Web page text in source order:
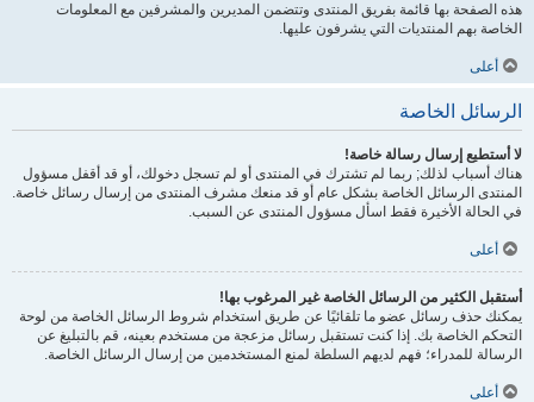
هذه الصفحة بها قائمة بفريق المنتدى وتتضمن المديرين والمشرفين مع المعلومات
الخاصة بهم المنتديات التي يشرفون عليها.
أعلى
الرسائل الخاصة
لا أستطيع إرسال رسالة خاصة!
هناك أسباب لذلك; ربما لم تشترك في المنتدى أو لم تسجل دخولك، أو قد أقفل مسؤول
المنتدى الرسائل الخاصة بشكل عام أو قد منعك مشرف المنتدى من إرسال رسائل خاصة.
في الحالة الأخيرة فقط اسأل مسؤول المنتدى عن السبب.
أعلى
أستقبل الكثير من الرسائل الخاصة غير المرغوب بها!
يمكنك حذف رسائل عضو ما تلقائيًا عن طريق استخدام شروط الرسائل الخاصة من لوحة
التحكم الخاصة بك. إذا كنت تستقبل رسائل مزعجة من مستخدم بعينه، قم بالتبليغ عن
الرسالة للمدراء؛ فهم لديهم السلطة لمنع المستخدمين من إرسال الرسائل الخاصة.
أعلى